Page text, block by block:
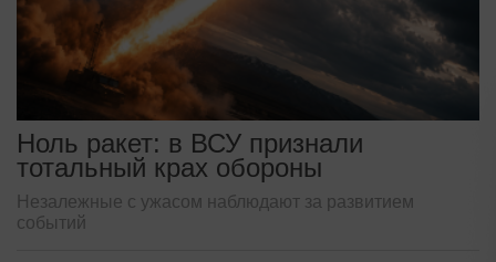
Ноль ракет: в ВСУ признали
тотальный крах обороны
Незалежные с ужасом наблюдают за развитием
событий